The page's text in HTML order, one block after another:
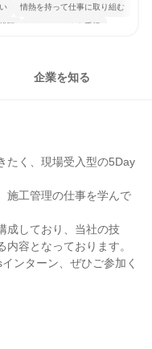
情熱を持って仕事に取り組む
戦 チームワークを重視
企業を知る
たく、現場受入型の5Day
施工管理の仕事を学んで
成しており、当社の技
容となっております。
ンターン、ぜひご参加く